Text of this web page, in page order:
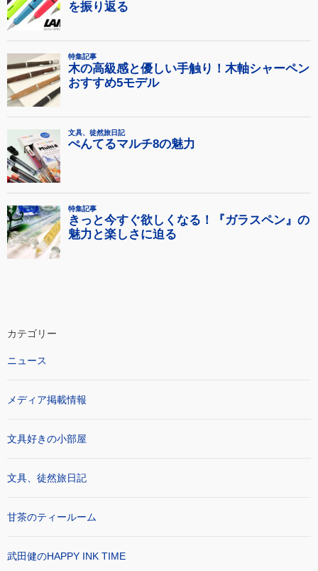
カテゴリー
ニュース
メディア掲載情報
文具好きの小部屋
文具、徒然旅日記
甘茶のティールーム
武田健のHAPPY INK TIME